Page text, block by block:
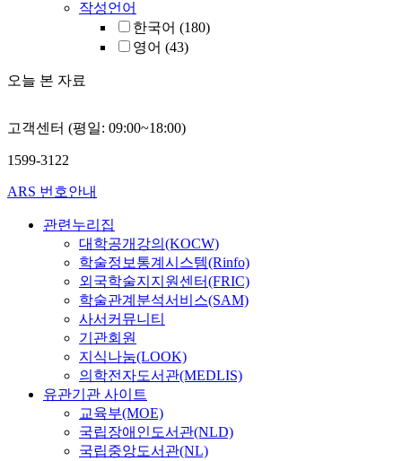
작성언어
한국어 (180)
영어 (43)
오늘 본 자료
고객센터 (평일: 09:00~18:00)
1599-3122
ARS 번호안내
관련누리집
대학공개강의(KOCW)
학술정보통계시스템(Rinfo)
외국학술지지원센터(FRIC)
학술관계분석서비스(SAM)
사서커뮤니티
기관회원
지식나눔(LOOK)
의학전자도서관(MEDLIS)
유관기관 사이트
교육부(MOE)
국립장애인도서관(NLD)
국립중앙도서관(NL)